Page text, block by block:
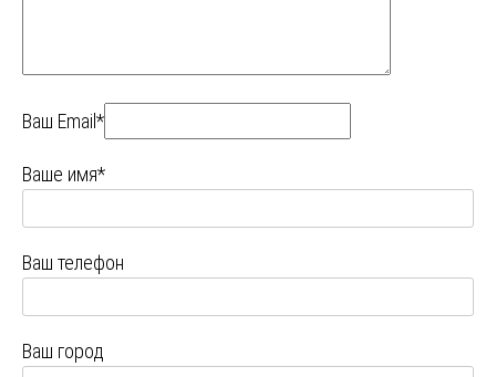
Ваш Email*
Ваше имя*
Ваш телефон
Ваш город